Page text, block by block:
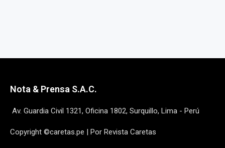
Nota & Prensa S.A.C.
Av. Guardia Civil 1321, Oficina 1802, Surquillo, Lima - Perú
Copyright ©caretas.pe | Por Revista Caretas